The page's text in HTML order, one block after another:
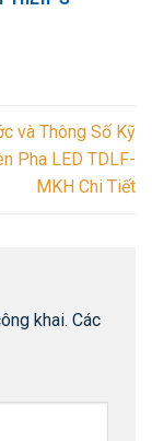
và Thông Số Kỹ
Pha LED TDLF-
MKH Chi Tiết
khai. Các